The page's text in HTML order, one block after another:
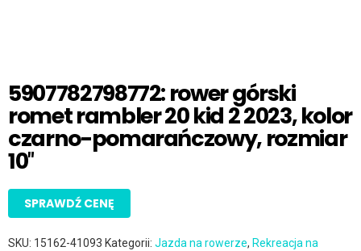
5907782798772: rower górski
romet rambler 20 kid 2 2023, kolor
czarno-pomarańczowy, rozmiar
10″
SPRAWDŹ CENĘ
SKU: 15162-41093 Kategorii: Jazda na rowerze, Rekreacja na